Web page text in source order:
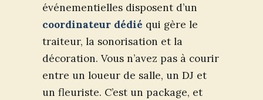
événementielles disposent d’un
coordinateur dédié qui gère le
traiteur, la sonorisation et la
décoration. Vous n’avez pas à courir
entre un loueur de salle, un DJ et
un fleuriste. C’est un package, et